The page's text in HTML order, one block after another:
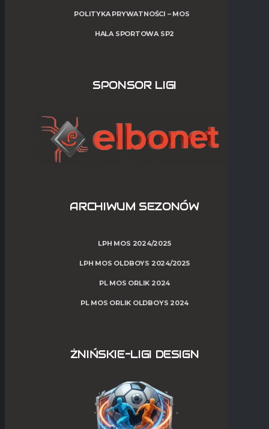
POLITYKA PRYWATNOŚCI – MOS
HALA SPORTOWA SP2
SPONSOR LIGI
ARCHIWUM SEZONÓW
LPH MOS 2024/2025
LPH MOS OLDBOYS 2024/2025
PL MOS ORLIK 2024
PL MOS ORLIK OLDBOYS 2024
ŻNIŃSKIE-LIGI DESIGN